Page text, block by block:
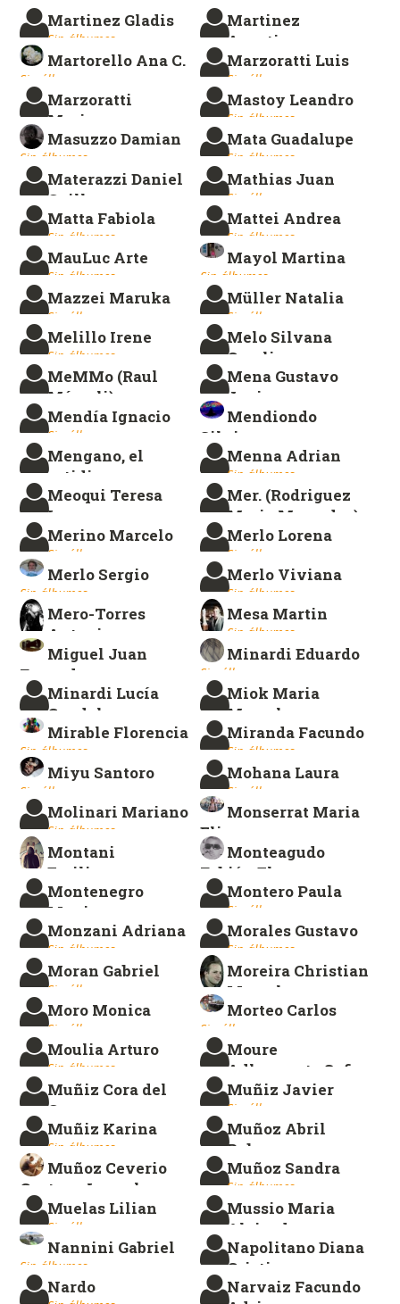
Sin álbumes.
Martinez Gladis
Sin álbumes.
Martinez
Agustina
Sin álbumes.
Martorello Ana C.
Sin álbumes.
Marzoratti Luis
Sin álbumes.
Marzoratti
Mariana
Sin álbumes.
Mastoy Leandro
Sin álbumes.
Masuzzo Damian
Sin álbumes.
Mata Guadalupe
Sin álbumes.
Materazzi Daniel
Guillermo
Sin álbumes.
Mathias Juan
Sin álbumes.
Matta Fabiola
Sin álbumes.
Mattei Andrea
Sin álbumes.
MauLuc Arte
Sin álbumes.
Mayol Martina
Sin álbumes.
Mazzei Maruka
Sin álbumes.
Müller Natalia
Sin álbumes.
Melillo Irene
Sin álbumes.
Melo Silvana
Carolina
Sin álbumes.
MeMMo (Raul
Mémoli)
Sin álbumes.
Mena Gustavo
Javier
Sin álbumes.
Mendía Ignacio
Sin álbumes.
Mendiondo
Silvina
Sin álbumes.
Mengano, el
cotidiano
Sin álbumes.
Menna Adrian
Sin álbumes.
Meoqui Teresa
Leonor
Sin álbumes.
Mer. (Rodriguez
Maria Mercedes)
Sin álbumes.
Merino Marcelo
Sin álbumes.
Merlo Lorena
Sin álbumes.
Merlo Sergio
Sin álbumes.
Merlo Viviana
Sin álbumes.
Mero-Torres
Antonio
Sin álbumes.
Mesa Martin
Sin álbumes.
Miguel Juan
Facundo
Sin álbumes.
Minardi Eduardo
Sin álbumes.
Minardi Lucía
Candela
Sin álbumes.
Miok Maria
Marcela
Sin álbumes.
Mirable Florencia
Sin álbumes.
Miranda Facundo
Sin álbumes.
Miyu Santoro
Sin álbumes.
Mohana Laura
Sin álbumes.
Molinari Mariano
Sin álbumes.
Monserrat Maria
Elias
Sin álbumes.
Montani
Emiliano
Sin álbumes.
Monteagudo
Fabián Eloy
Sin álbumes.
Montenegro
Monica
Sin álbumes.
Montero Paula
Sin álbumes.
Monzani Adriana
Sin álbumes.
Morales Gustavo
Sin álbumes.
Moran Gabriel
Sin álbumes.
Moreira Christian
Marcelo
Sin álbumes.
Moro Monica
Sin álbumes.
Morteo Carlos
Sin álbumes.
Moulia Arturo
Sin álbumes.
Moure
Adlercreutz Sofia
Sin álbumes.
Muñiz Cora del
Carmen
Sin álbumes.
Muñiz Javier
Sin álbumes.
Muñiz Karina
Sin álbumes.
Muñoz Abril
Ruben
Sin álbumes.
Muñoz Ceverio
Gustavo Leonel
Sin álbumes.
Muñoz Sandra
Sin álbumes.
Muelas Lilian
Sin álbumes.
Mussio Maria
Alejandra
Sin álbumes.
Nannini Gabriel
Sin álbumes.
Napolitano Diana
Cristina
Sin álbumes.
Nardo
Narvaiz Facundo